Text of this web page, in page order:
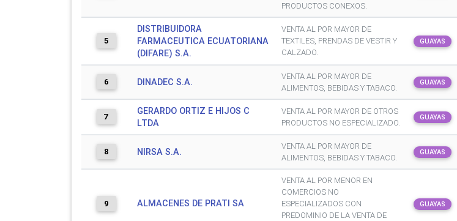
PRODUCTOS CONEXOS.
5
DISTRIBUIDORA
FARMACEUTICA ECUATORIANA
(DIFARE) S.A.
VENTA AL POR MAYOR DE
TEXTILES, PRENDAS DE VESTIR Y
CALZADO.
GUAYAS
6 DINADEC S.A.
VENTA AL POR MAYOR DE
ALIMENTOS, BEBIDAS Y TABACO.
GUAYAS
7
GERARDO ORTIZ E HIJOS C
LTDA
VENTA AL POR MAYOR DE OTROS
PRODUCTOS NO ESPECIALIZADO.
GUAYAS
8 NIRSA S.A.
VENTA AL POR MAYOR DE
ALIMENTOS, BEBIDAS Y TABACO.
GUAYAS
9 ALMACENES DE PRATI SA
VENTA AL POR MENOR EN
COMERCIOS NO
ESPECIALIZADOS CON
PREDOMINIO DE LA VENTA DE
GUAYAS